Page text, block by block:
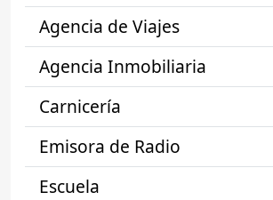
Agencia de Viajes
Agencia Inmobiliaria
Carnicería
Emisora de Radio
Escuela